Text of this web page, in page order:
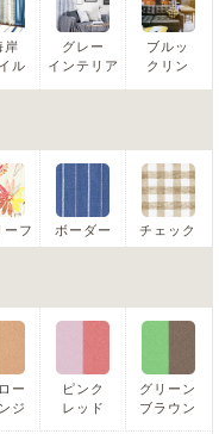
岸
ル
グレー
インテリア
ブルッ
クリン
ーフ ボーダー チェック
ー
ジ
ピンク
レッド
グリーン
ブラウン